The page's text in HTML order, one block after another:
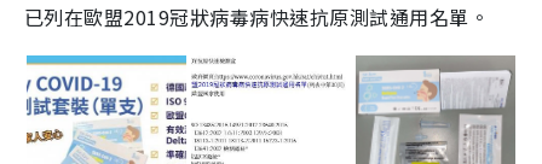
已列在歐盟2019冠狀病毒病快速抗原測試通用名單。